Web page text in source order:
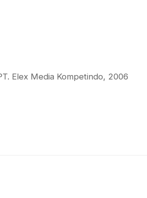
Elex Media Kompetindo, 2006